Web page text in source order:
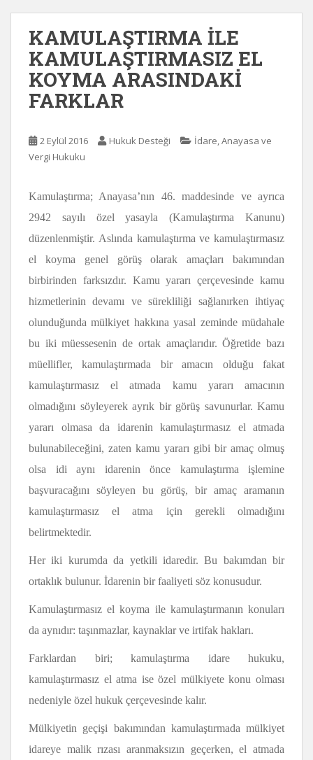
KAMULAŞTIRMA İLE
KAMULAŞTIRMASIZ EL
KOYMA ARASINDAKİ
FARKLAR
2 Eylül 2016 Hukuk Desteği
İdare, Anayasa ve
Vergi Hukuku
Kamulaştırma; Anayasa’nın 46. maddesinde ve ayrıca
2942 sayılı özel yasayla (Kamulaştırma Kanunu)
düzenlenmiştir. Aslında kamulaştırma ve kamulaştırmasız
el koyma genel görüş olarak amaçları bakımından
birbirinden farksızdır. Kamu yararı çerçevesinde kamu
hizmetlerinin devamı ve sürekliliği sağlanırken ihtiyaç
olunduğunda mülkiyet hakkına yasal zeminde müdahale
bu iki müessesenin de ortak amaçlarıdır. Öğretide bazı
müellifler, kamulaştırmada bir amacın olduğu fakat
kamulaştırmasız el atmada kamu yararı amacının
olmadığını söyleyerek ayrık bir görüş savunurlar. Kamu
yararı olmasa da idarenin kamulaştırmasız el atmada
bulunabileceğini, zaten kamu yararı gibi bir amaç olmuş
olsa idi aynı idarenin önce kamulaştırma işlemine
başvuracağını söyleyen bu görüş, bir amaç aramanın
kamulaştırmasız el atma için gerekli olmadığını
belirtmektedir.
Her iki kurumda da yetkili idaredir. Bu bakımdan bir
ortaklık bulunur. İdarenin bir faaliyeti söz konusudur.
Kamulaştırmasız el koyma ile kamulaştırmanın konuları
da aynıdır: taşınmazlar, kaynaklar ve irtifak hakları.
Farklardan biri; kamulaştırma idare hukuku,
kamulaştırmasız el atma ise özel mülkiyete konu olması
nedeniyle özel hukuk çerçevesinde kalır.
Mülkiyetin geçişi bakımından kamulaştırmada mülkiyet
idareye malik rızası aranmaksızın geçerken, el atmada